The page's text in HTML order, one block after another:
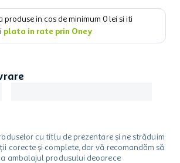
produse in cos de minimum 0 lei si iti
plata in rate prin Oney
cu titlu de prezentare și ne străduim
corecte și complete, dar vă recomandăm să
ambalajul produsului deoarece